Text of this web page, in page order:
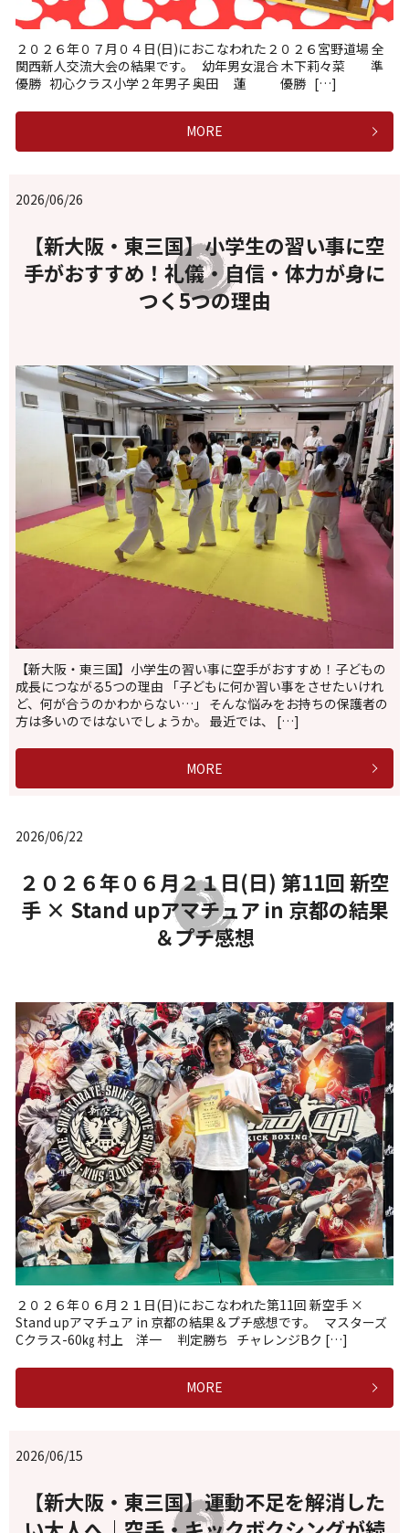
２０２６年０７月０４日(日)におこなわれた２０２６宮野道場 全
関西新人交流大会の結果です。 幼年男女混合 木下莉々菜 準
優勝 初心クラス小学２年男子 奥田 蓮 優勝 […]
MORE
2026/06/26
【新大阪・東三国】小学生の習い事に空
手がおすすめ！礼儀・自信・体力が身に
つく5つの理由
【新大阪・東三国】小学生の習い事に空手がおすすめ！子どもの
成長につながる5つの理由 「子どもに何か習い事をさせたいけれ
ど、何が合うのかわからない…」 そんな悩みをお持ちの保護者の
方は多いのではないでしょうか。 最近では、 […]
MORE
2026/06/22
２０２６年０６月２１日(日) 第11回 新空
手 × Stand upアマチュア in 京都の結果
＆プチ感想
２０２６年０６月２１日(日)におこなわれた第11回 新空手 ×
Stand upアマチュア in 京都の結果＆プチ感想です。 マスターズ
Cクラス-60㎏ 村上 洋一 判定勝ち チャレンジBク […]
MORE
2026/06/15
【新大阪・東三国】運動不足を解消した